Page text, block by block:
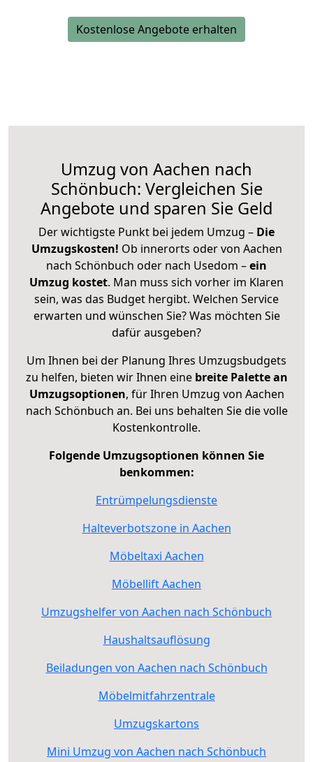
Kostenlose Angebote erhalten
Umzug von Aachen nach
Schönbuch: Vergleichen Sie
Angebote und sparen Sie Geld
Der wichtigste Punkt bei jedem Umzug – Die
Umzugskosten! Ob innerorts oder von Aachen
nach Schönbuch oder nach Usedom –ein
Umzug kostet. Man muss sich vorher im Klaren
sein, was das Budget hergibt. Welchen Service
erwarten und wünschen Sie? Was möchten Sie
dafür ausgeben?
Um Ihnen bei der Planung Ihres Umzugsbudgets
zu helfen, bieten wir Ihnen eine breite Palette an
Umzugsoptionen, für Ihren Umzug von Aachen
nach Schönbuch an. Bei uns behalten Sie die volle
Kostenkontrolle.
Folgende Umzugsoptionen können Sie
benkommen:
Entrümpelungsdienste
Halteverbotszone in Aachen
Möbeltaxi Aachen
Möbellift Aachen
Umzugshelfer von Aachen nach Schönbuch
Haushaltsauflösung
Beiladungen von Aachen nach Schönbuch
Möbelmitfahrzentrale
Umzugskartons
Mini Umzug von Aachen nach Schönbuch